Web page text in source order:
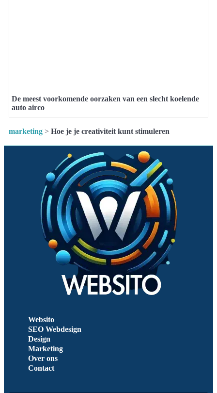
De meest voorkomende oorzaken van een slecht koelende
auto airco
marketing > Hoe je je creativiteit kunt stimuleren
Websito
SEO Webdesign
Design
Marketing
Over ons
Contact